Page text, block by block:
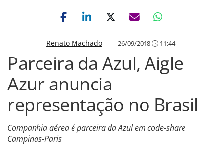
Renato Machado| 26/09/2018 11:44
Parceira da Azul, Aigle
Azur anuncia
representação no Brasil
Companhia aérea é parceira da Azul em code-share
Campinas-Paris